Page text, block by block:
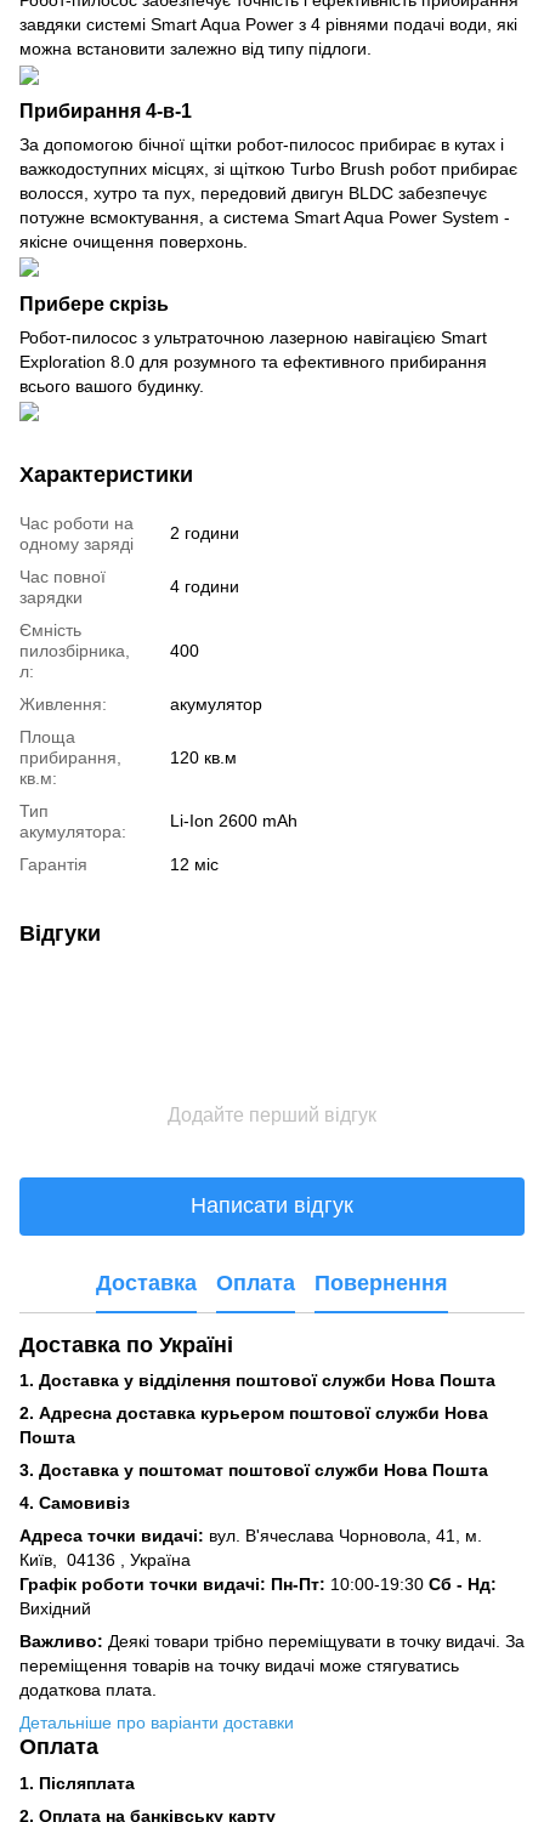
завдяки системі Smart Aqua Power з 4 рівнями подачі води, які
можна встановити залежно від типу підлоги.
Прибирання 4-в-1
За допомогою бічної щітки робот-пилосос прибирає в кутах і
важкодоступних місцях, зі щіткою Turbo Brush робот прибирає
волосся, хутро та пух, передовий двигун BLDC забезпечує
потужне всмоктування, а система Smart Aqua Power System -
якісне очищення поверхонь.
Прибере скрізь
Робот-пилосос з ультраточною лазерною навігацією Smart
Exploration 8.0 для розумного та ефективного прибирання
всього вашого будинку.
Характеристики
Час роботи на
одному заряді
2 години
Час повної
зарядки
4 години
Ємність
пилозбірника,
л:
400
Живлення:
акумулятор
Площа
прибирання,
кв.м:
120 кв.м
Тип
акумулятора:
Li-Ion 2600 mAh
Гарантія 12 міс
Відгуки
Додайте перший відгук
Написати відгук
Доставка Оплата Повернення
Доставка по Україні
1. Доставка у відділення поштової служби Нова Пошта
2. Адресна доставка курьером поштової служби Нова
Пошта
3. Доставка у поштомат поштової служби Нова Пошта
4. Самовивіз
Адреса точки видачі: вул. В'ячеслава Чорновола, 41, м.
Київ, 04136 , Україна
Графік роботи точки видачі: Пн-Пт: 10:00-19:30 Сб - Нд:
Вихідний
Важливо: Деякі товари трібно переміщувати в точку видачі. За
переміщення товарів на точку видачі може стягуватись
додаткова плата.
Детальніше про варіанти доставки
Оплата
1. Післяплата
2. Оплата на банківську карту